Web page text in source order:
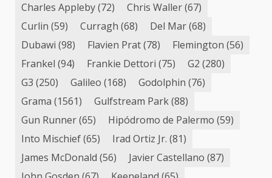
Charles Appleby(72) Chris Waller(67)
Curlin (59) Curragh (68) Del Mar(68)
Dubawi (98) Flavien Prat(78) Flemington (56)
Frankel (94) Frankie Dettori (75) G2 (280)
G3 (250) Galileo (168) Godolphin (76)
Grama (1561) Gulfstream Park(88)
Gun Runner(65) Hipódromo de Palermo (59)
Into Mischief(65) Irad Ortiz Jr. (81)
James McDonald (56) Javier Castellano (87)